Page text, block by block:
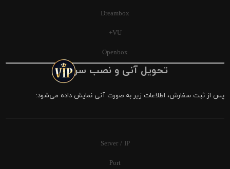
Dreambox
VU+
Openbox
تحویل آنی و نصب سریع
پس از ثبت سفارش، اطلاعات زیر به صورت آنی نمایش داده می‌شود:
Server / IP
Port